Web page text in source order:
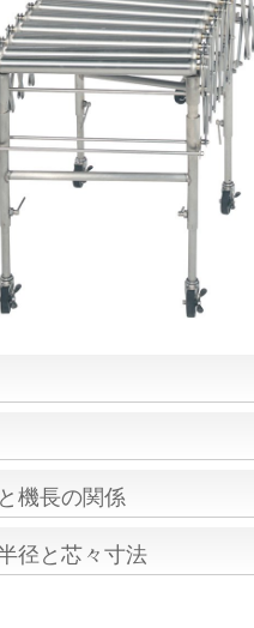
機長の関係
径と芯々寸法